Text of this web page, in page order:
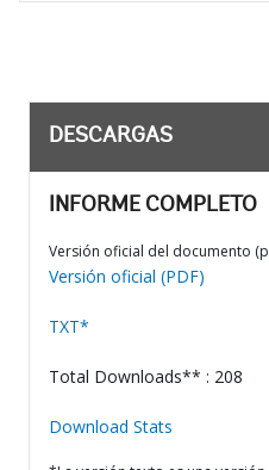
DESCARGAS
INFORME COMPLETO
Versión oficial del documento
Versión oficial (PDF)
TXT*
Total Downloads** : 208
Download Stats